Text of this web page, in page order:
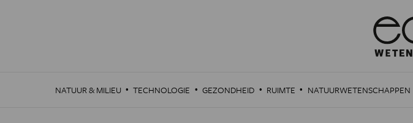
NATUUR & MILIEU · TECHNOLOGIE · GEZONDHEID · RUIMTE · NATUURWETENSCHAPPEN